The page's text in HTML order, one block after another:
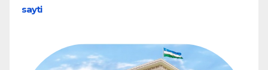
sayti